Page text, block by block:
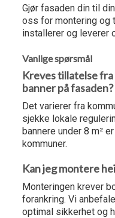
Gjør fasaden din til
oss for montering og
installerer og leverer
Vanlige spørsmål
Kreves tillatelse
banner på fasaden?
Det varierer fra
sjekke lokale
bannere under 8 m²
kommuner.
Kan jeg montere
Monteringen krever
forankring. Vi
optimal sikkerhet og